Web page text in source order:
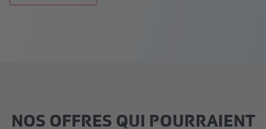
NOS OFFRES QUI POURRAIENT